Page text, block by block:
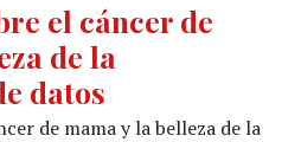
el cáncer de
de la
datos
de mama y la belleza de la